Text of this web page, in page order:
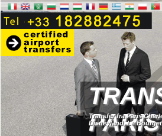
PARIS
Transfer fra Paris
Disneyland, Le